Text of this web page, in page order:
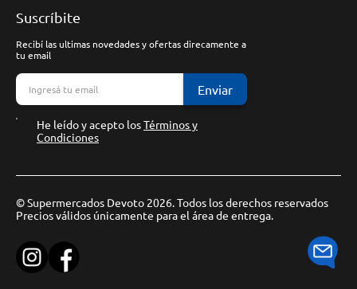
Suscríbite
Recibí las ultimas novedades y ofertas direcamente a
tu email
Enviar
He leído y acepto losTérminos y
Condiciones
© Supermercados Devoto 2026. Todos los derechos reservados
Precios válidos únicamente para el área de entrega.